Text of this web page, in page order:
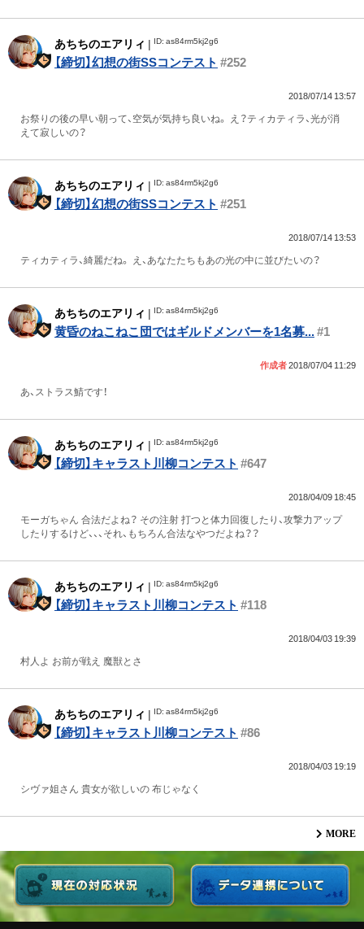
あちちのエアリィ | ID: as84rm5kj2g6
【締切】幻想の街SSコンテスト #252
2018/07/14 13:57
お祭りの後の早い朝って、空気が気持ち良いね。 え？ティカティラ、光が消
えて寂しいの？
あちちのエアリィ | ID: as84rm5kj2g6
【締切】幻想の街SSコンテスト #251
2018/07/14 13:53
ティカティラ、綺麗だね。 え、あなたたちもあの光の中に並びたいの？
あちちのエアリィ | ID: as84rm5kj2g6
黄昏のねこねこ団ではギルドメンバーを1名募...#1
作成者2018/07/04 11:29
あ、ストラス鯖です！
あちちのエアリィ | ID: as84rm5kj2g6
【締切】キャラスト川柳コンテスト #647
2018/04/09 18:45
モーガちゃん 合法だよね？ その注射 打つと体力回復したり、攻撃力アップ
したりするけど、、、それ、もちろん合法なやつだよね？？
あちちのエアリィ | ID: as84rm5kj2g6
【締切】キャラスト川柳コンテスト #118
2018/04/03 19:39
村人よ お前が戦え 魔獣とさ
あちちのエアリィ | ID: as84rm5kj2g6
【締切】キャラスト川柳コンテスト #86
2018/04/03 19:19
シヴァ姐さん 貴女が欲しいの 布じゃなく
MORE